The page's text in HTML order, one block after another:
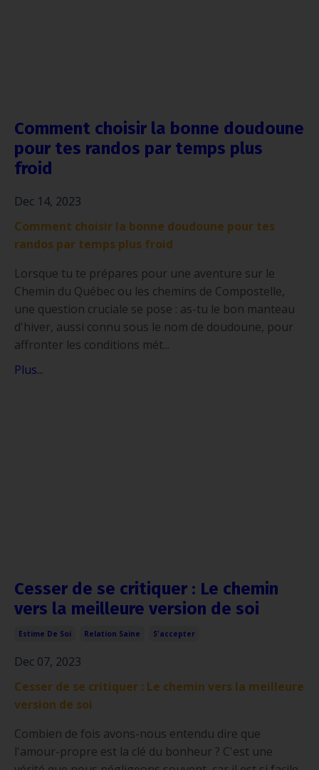
Comment choisir la bonne doudoune
pour tes randos par temps plus
froid
Dec 14, 2023
Comment choisir la bonne doudoune pour tes
randos par temps plus froid
Lorsque tu te prépares pour une aventure sur le
Chemin du Québec ou les chemins de Compostelle,
une question cruciale se pose : as-tu le bon manteau
d'hiver, aussi connu sous le nom de doudoune, pour
affronter les conditions mét...
Plus...
Cesser de se critiquer : Le chemin
vers la meilleure version de soi
Estime De Soi Relation Saine S'accepter
Dec 07, 2023
Cesser de se critiquer : Le chemin vers la meilleure
version de soi
Combien de fois avons-nous entendu dire que
l'amour-propre est la clé du bonheur ? C'est une